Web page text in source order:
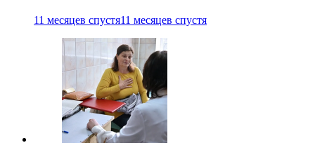
11 месяцев спустя11 месяцев спустя